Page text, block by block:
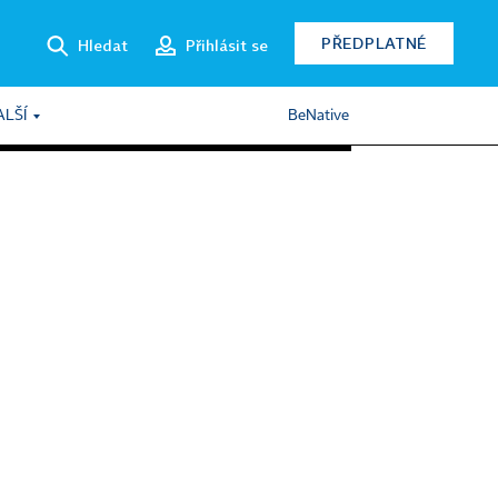
Hledat Přihlásit se PŘEDPLATNÉ
BeNative